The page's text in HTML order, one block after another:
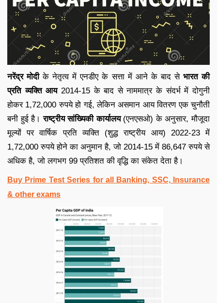
नरेंद्र मोदीके नेतृत्व में एनडीए के सत्ता में आने के बाद सेभारत की
प्रति व्यक्ति आय2014-15 के बाद से नाममात्र के संदर्भ में दोगुनी
होकर 1,72,000 रुपये हो गई, लेकिन असमान आय वितरण एक चुनौती
बनी हुई है।राष्ट्रीय सांख्यिकी कार्यालय(एनएसओ) के अनुसार, मौजूदा
मूल्यों पर वार्षिक प्रति व्यक्ति (शुद्ध राष्ट्रीय आय) 2022-23 में
1,72,000 रुपये होने का अनुमान है, जो 2014-15 में 86,647 रुपये से
अधिक है, जो लगभग 99 प्रतिशत की वृद्धि का संकेत देता है।
Buy Prime Test Series for all Banking, SSC, Insurance
& other exams